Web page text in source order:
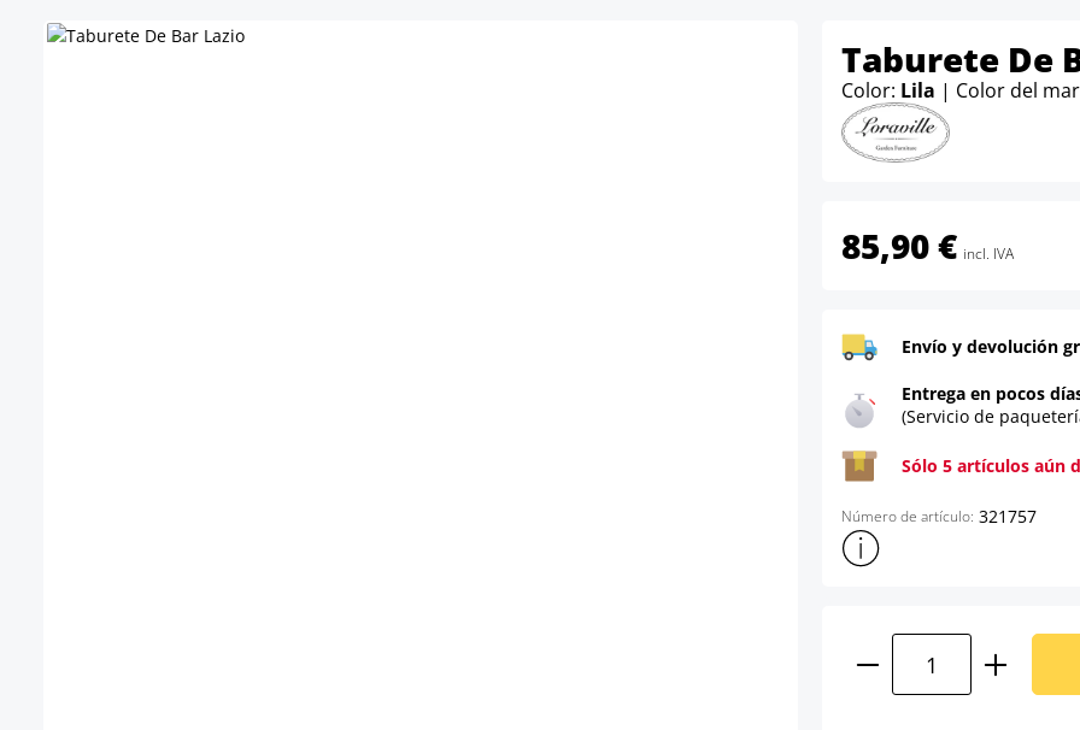
Taburete De
Color: Lila | Color del
85,90 € incl. IVA
Envío y devolución
Entrega en pocos
(Servicio de
Sólo 5 artículos aún
Número de artículo: 321757
Mostrar más información
Cantidad del